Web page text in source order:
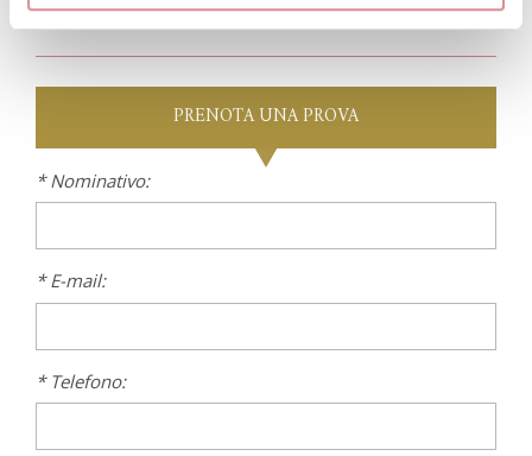
PRENOTAUNA PROVA
* Nominativo:
* E-mail:
* Telefono: